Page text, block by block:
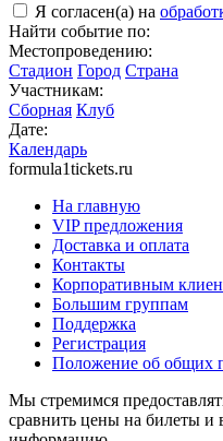
Я согласен(а) на
Найти событие по:
Местопроведению:
Стадион Город Страна
Участникам:
Сборная Клуб
Дате:
Календарь
formula1tickets.ru
На главную
VIP предложения
Доставка и оплата
Контакты
Корпоративным
Большим группам
Поддержка
Регистрация
Положение об общих
Мы стремимся
сравнить цены на билеты